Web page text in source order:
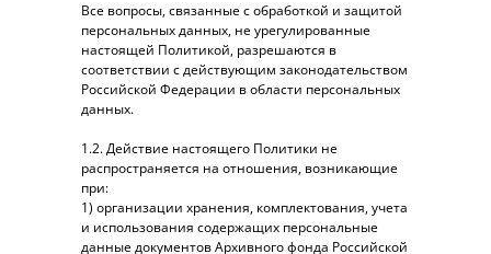
Все вопросы, связанные с обработкой и защитой
персональных данных, не урегулированные
настоящей Политикой, разрешаются в
соответствии с действующим законодательством
Российской Федерации в области персональных
данных.
1.2. Действие настоящего Политики не
распространяется на отношения, возникающие
при:
1) организации хранения, комплектования, учета
и использования содержащих персональные
данные документов Архивного фонда Российской